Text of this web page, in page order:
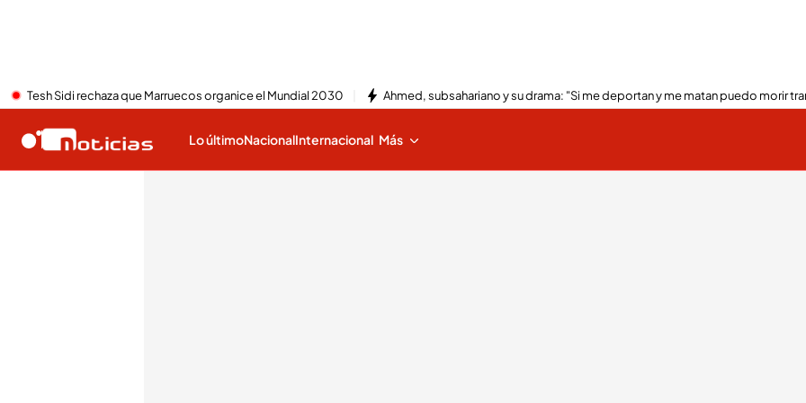
Tesh Sidi rechaza que Marruecos organice el Mundial 2030 Ahmed, subsahariano y su drama: "Si me deportan y me matan puedo morir
Lo últimoNacionalInternacional Más